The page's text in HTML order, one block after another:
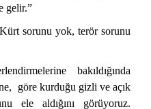
gelir.”
sorunu yok, terör sorunu
bakıldığında
göre kurduğu gizli ve açık
ele aldığını görüyoruz.